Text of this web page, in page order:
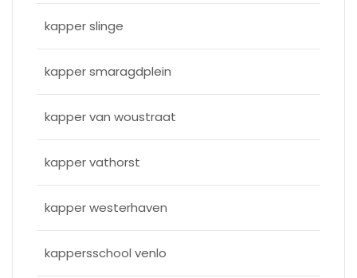
kapper slinge
kapper smaragdplein
kapper van woustraat
kapper vathorst
kapper westerhaven
kappersschool venlo